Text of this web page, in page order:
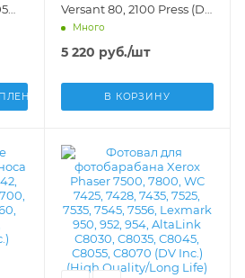
Versant 80, 2100 Press (DV
Inc.) -
Много
5 220 руб./шт
В КОРЗИНУ